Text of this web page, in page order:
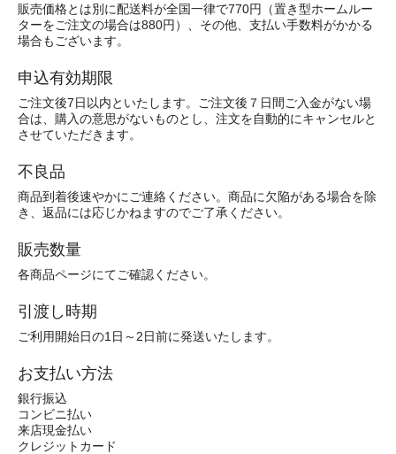
販売価格とは別に配送料が全国一律で770円（置き型ホームルー
ターをご注文の場合は880円）、その他、支払い手数料がかかる
場合もございます。
申込有効期限
ご注文後7日以内といたします。ご注文後７日間ご入金がない場
合は、購入の意思がないものとし、注文を自動的にキャンセルと
させていただきます。
不良品
商品到着後速やかにご連絡ください。商品に欠陥がある場合を除
き、返品には応じかねますのでご了承ください。
販売数量
各商品ページにてご確認ください。
引渡し時期
ご利用開始日の1日～2日前に発送いたします。
お支払い方法
銀行振込
コンビニ払い
来店現金払い
クレジットカード